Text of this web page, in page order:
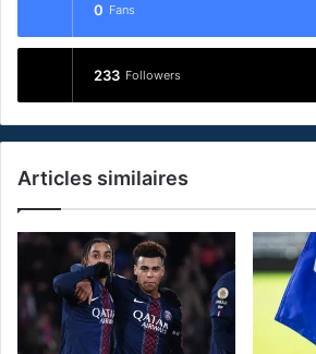
0 Fans
233 Followers
Articles similaires